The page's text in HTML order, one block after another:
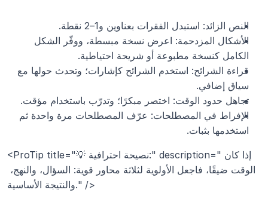
النص الزائد: استبدل الفقرات بعناوين و1–2 نقطة.
الكامل كنسخة مطبوعة أو شريحة احتياطية.
سياق إضافي.
تجاهل حدود الوقت: اختصر مبكرًا؛ وتدرّب باستخدام مؤقت.
استخدمها بثبات.
<ProTip title="💡 نصيحة احترافية:" description="إذا كان
والنتيجة الأساسية." />